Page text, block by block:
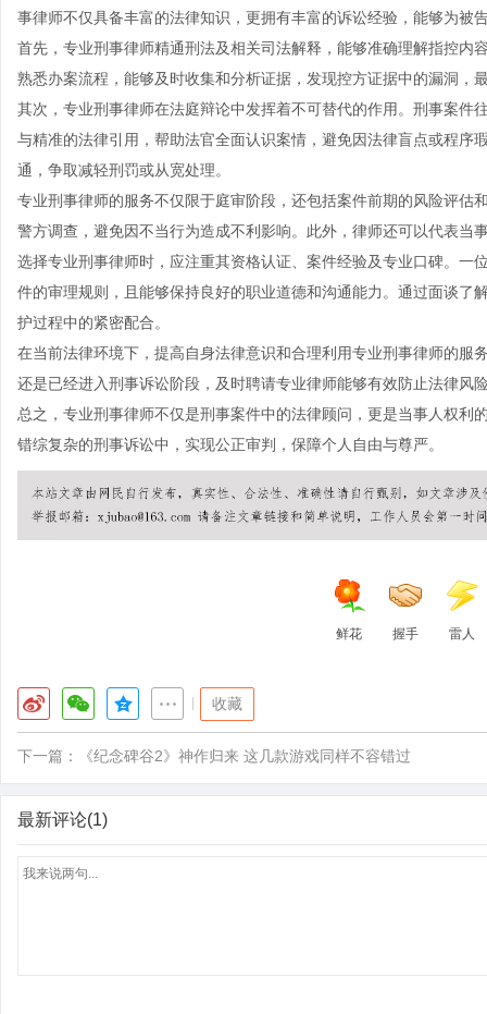
事律师不仅具备丰富的法律知识，更拥有丰富的诉讼经验，能够为被
首先，专业刑事律师精通刑法及相关司法解释，能够准确理解指控内
熟悉办案流程，能够及时收集和分析证据，发现控方证据中的漏洞，
其次，专业刑事律师在法庭辩论中发挥着不可替代的作用。刑事案件
与精准的法律引用，帮助法官全面认识案情，避免因法律盲点或程序
通，争取减轻刑罚或从宽处理。
专业刑事律师的服务不仅限于庭审阶段，还包括案件前期的风险评估
警方调查，避免因不当行为造成不利影响。此外，律师还可以代表当
选择专业刑事律师时，应注重其资格认证、案件经验及专业口碑。一
件的审理规则，且能够保持良好的职业道德和沟通能力。通过面谈了
护过程中的紧密配合。
在当前法律环境下，提高自身法律意识和合理利用专业刑事律师的服
还是已经进入刑事诉讼阶段，及时聘请专业律师能够有效防止法律风
总之，专业刑事律师不仅是刑事案件中的法律顾问，更是当事人权
错综复杂的刑事诉讼中，实现公正审判，保障个人自由与尊严。
鲜花 握手 雷人
收藏
下一篇： 《纪念碑谷2》神作归来 这几款游戏同样不容错过
最新评论(1)